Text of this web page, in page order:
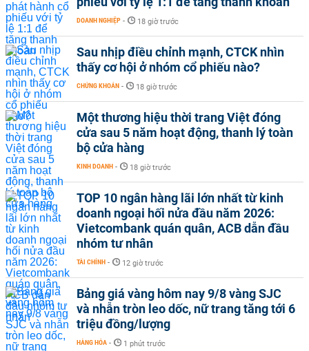
DOANH NGHIỆP - 18 giờ trước
Sau nhịp điều chỉnh mạnh, CTCK nhìn
thấy cơ hội ở nhóm cổ phiếu nào?
CHỨNG KHOÁN - 18 giờ trước
Một thương hiệu thời trang Việt đóng
cửa sau 5 năm hoạt động, thanh lý toàn
bộ cửa hàng
KINH DOANH - 18 giờ trước
TOP 10 ngân hàng lãi lớn nhất từ kinh
doanh ngoại hối nửa đầu năm 2026:
Vietcombank quán quân, ACB dẫn đầu
nhóm tư nhân
TÀI CHÍNH - 12 giờ trước
Bảng giá vàng hôm nay 9/8 vàng SJC
và nhẫn tròn leo dốc, nữ trang tăng tới 6
triệu đồng/lượng
HÀNG HÓA - 1 phút trước